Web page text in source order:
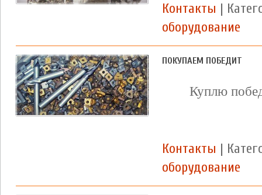
Контакты |
оборудование
ПОКУПАЕМ ПОБЕДИТ
Куплю
Контакты |
оборудование